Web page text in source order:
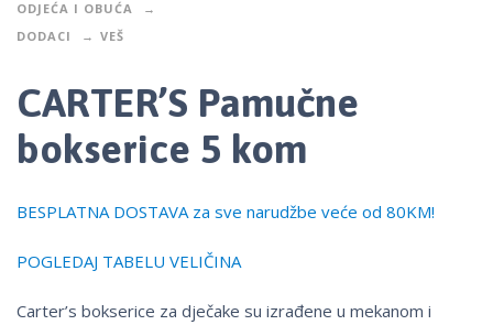
ODJEĆA I OBUĆA
DODACI
VEŠ
CARTER’S Pamučne
bokserice 5 kom
BESPLATNA DOSTAVA za sve narudžbe veće od 80KM!
POGLEDAJ TABELU VELIČINA
Carter’s bokserice za dječake su izrađene u mekanom i